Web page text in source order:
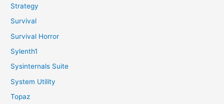
Strategy
Survival
Survival Horror
Sylenth1
Sysinternals Suite
System Utility
Topaz